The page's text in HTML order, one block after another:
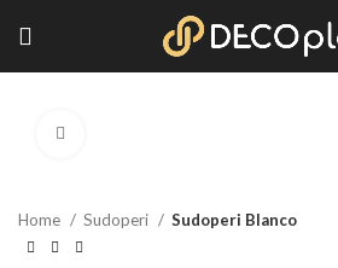
Home Sudoperi Sudoperi Blanco